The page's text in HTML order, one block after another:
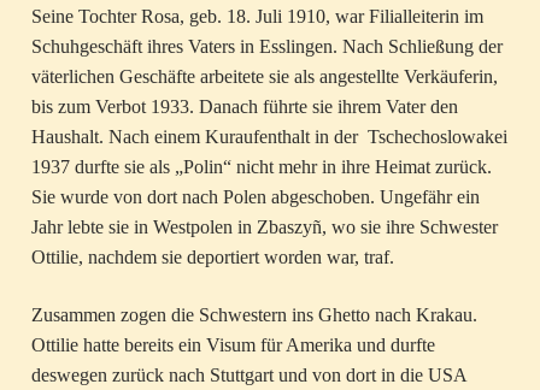
Seine Tochter Rosa, geb. 18. Juli 1910, war Filialleiterin im
Schuhgeschäft ihres Vaters in Esslingen. Nach Schließung der
väterlichen Geschäfte arbeitete sie als angestellte Verkäuferin,
bis zum Verbot 1933. Danach führte sie ihrem Vater den
Haushalt. Nach einem Kuraufenthalt in der Tschechoslowakei
1937 durfte sie als „Polin“ nicht mehr in ihre Heimat zurück.
Sie wurde von dort nach Polen abgeschoben. Ungefähr ein
Jahr lebte sie in Westpolen in Zbaszyñ, wo sie ihre Schwester
Ottilie, nachdem sie deportiert worden war, traf.
Zusammen zogen die Schwestern ins Ghetto nach Krakau.
Ottilie hatte bereits ein Visum für Amerika und durfte
deswegen zurück nach Stuttgart und von dort in die USA